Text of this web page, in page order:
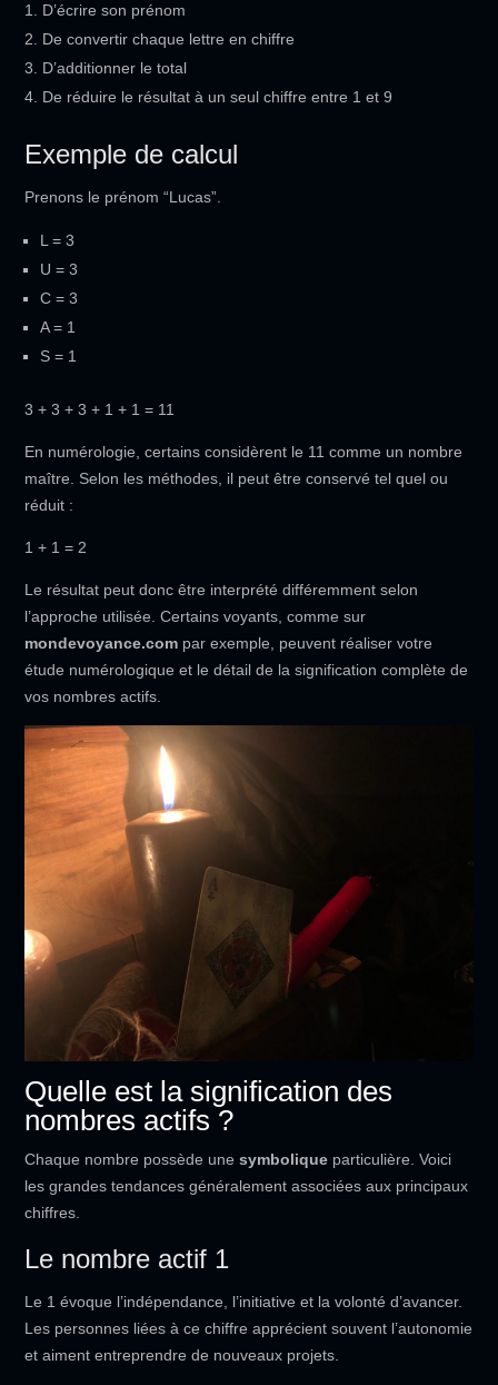
D’écrire son prénom
De convertir chaque lettre en chiffre
D’additionner le total
De réduire le résultat à un seul chiffre entre 1 et 9
Exemple de calcul
Prenons le prénom “Lucas”.
L = 3
U = 3
C = 3
A = 1
S = 1
3 + 3 + 3 + 1 + 1 = 11
En numérologie, certains considèrent le 11 comme un nombre
maître. Selon les méthodes, il peut être conservé tel quel ou
réduit :
1 + 1 = 2
Le résultat peut donc être interprété différemment selon
l’approche utilisée. Certains voyants, comme sur
mondevoyance.com par exemple, peuvent réaliser votre
étude numérologique et le détail de la signification complète de
vos nombres actifs.
Quelle est la signification des
nombres actifs ?
Chaque nombre possède unesymbolique particulière. Voici
les grandes tendances généralement associées aux principaux
chiffres.
Le nombre actif 1
Le 1 évoque l’indépendance, l’initiative et la volonté d’avancer.
Les personnes liées à ce chiffre apprécient souvent l’autonomie
et aiment entreprendre de nouveaux projets.